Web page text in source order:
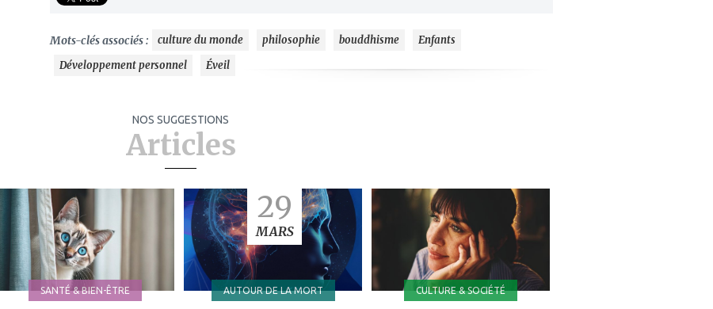
Mots-clés associés : culture du monde philosophie bouddhisme
Enfants
Développement personnel
Éveil
NOS SUGGESTIONS
Articles
à
mes
favoris
SANTÉ & BIEN-ÊTRE
à
mes
favoris
AUTOUR DE LA MORT
29
MARS
mes
CULTURE & SOCIÉTÉ